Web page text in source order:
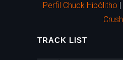
Perfil Chuck Hipólitho |
Crush
TRACK LIST